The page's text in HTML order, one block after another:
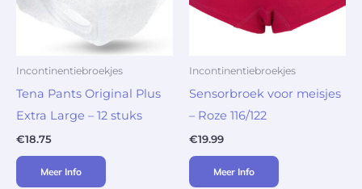
Incontinentiebroekjes
Tena Pants Original Plus
Extra Large – 12 stuks
€18.75
Meer Info
Incontinentiebroekjes
Sensorbroek voor meisjes
– Roze 116/122
€19.99
Meer Info